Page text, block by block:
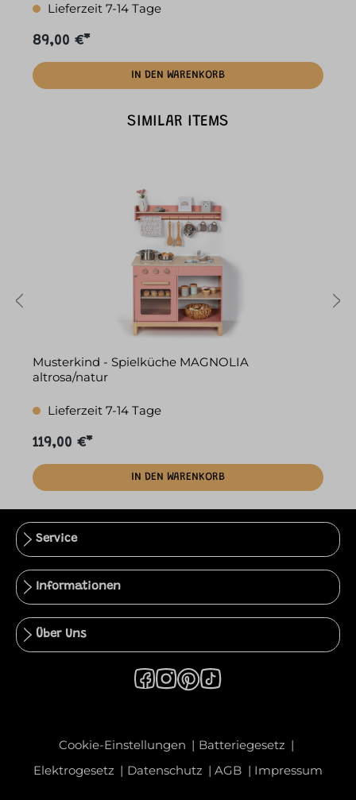
Lieferzeit 7-14 Tage
89,00 €*
IN DEN WARENKORB
SIMILAR ITEMS
Musterkind - Spielküche MAGNOLIA
altrosa/natur
Lieferzeit 7-14 Tage
119,00 €*
IN DEN WARENKORB
Service
Informationen
Über Uns
Cookie-Einstellungen
Batteriegesetz
Elektrogesetz
Datenschutz AGB Impressum